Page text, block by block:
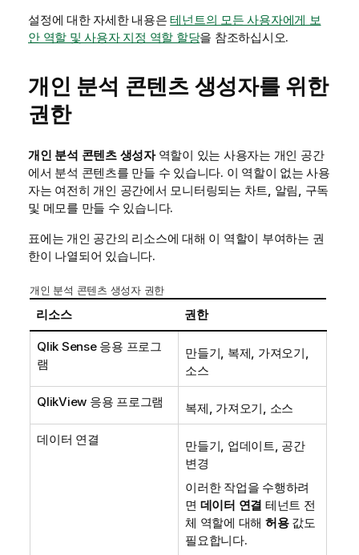
설정에 대한 자세한 내용은테넌트의 모든 사용자에게 보
안 역할 및 사용자 지정 역할 할당을 참조하십시오.
개인 분석 콘텐츠 생성자를 위한
권한
개인 분석 콘텐츠 생성자역할이 있는 사용자는 개인 공간
에서 분석 콘텐츠를 만들 수 있습니다. 이 역할이 없는 사용
자는 여전히 개인 공간에서 모니터링되는 차트
, 알림, 구독
및 메모를 만들 수 있습니다.
표에는 개인 공간의 리소스에 대해 이 역할이 부여하는 권
한이 나열되어 있습니다.
개인 분석 콘텐츠 생성자 권한
리소스 권한
Qlik Sense 응용 프로그
램
만들기, 복제, 가져오기,
소스
QlikView 응용 프로그램 복제, 가져오기, 소스
데이터 연결
만들기, 업데이트, 공간
변경
이러한 작업을 수행하려
면 데이터 연결 테넌트 전
체 역할에 대해 허용값도
필요합니다.